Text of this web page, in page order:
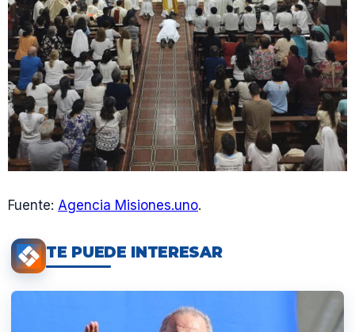
Fuente: Agencia Misiones.uno.
TE PUEDE INTERESAR